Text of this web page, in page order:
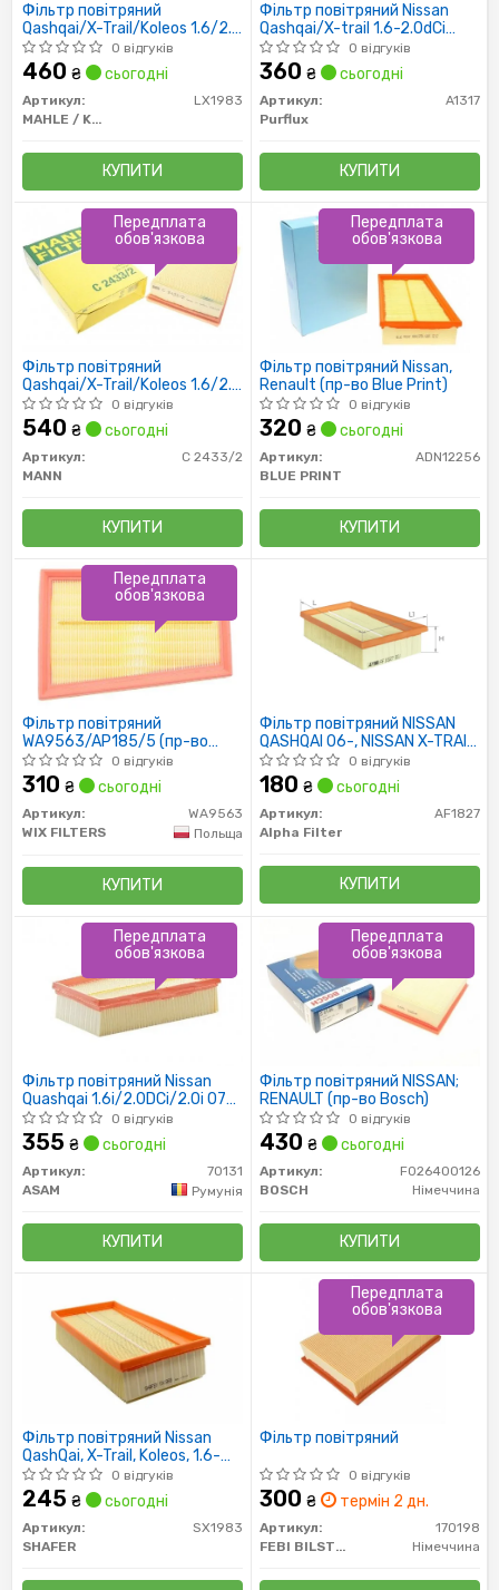
Фільтр повітряний
Qashqai/X-Trail/Koleos 1.6/2.0
i/dCi 07-
0 відгуків
460 ₴ сьогодні
Артикул:
LX1983
MAHLE / KNECHT
КУПИТИ
Фільтр повітряний Nissan
Qashqai/X-trail 1.6-2.0dCi
02/07-
0 відгуків
360 ₴ сьогодні
Артикул:
A1317
Purflux
КУПИТИ
Фільтр повітряний
Qashqai/X-Trail/Koleos 1.6/2.0
i/dCi 07-
0 відгуків
540 ₴ сьогодні
Артикул:
C 2433/2
MANN
КУПИТИ
Передплата
обов'язкова
Фільтр повітряний Nissan,
Renault (пр-во Blue Print)
0 відгуків
320 ₴ сьогодні
Артикул:
ADN12256
BLUE PRINT
КУПИТИ
Передплата
обов'язкова
Фільтр повітряний
WA9563/AP185/5 (пр-во
WIX-Filtron)
0 відгуків
310 ₴ сьогодні
Артикул:
WA9563
WIX FILTERS
Польща
КУПИТИ
Передплата
обов'язкова
Фільтр повітряний NISSAN
QASHQAI 06-, NISSAN X-TRAIL
07- (вир-во ALPHA FILTER)
0 відгуків
180 ₴ сьогодні
Артикул:
AF1827
Alpha Filter
КУПИТИ
Фільтр повітряний Nissan
Quashqai 1.6i/2.0DCi/2.0i 07>
(70131) Asam0 відгуків
355 ₴ сьогодні
Артикул:
70131
ASAM
Румунія
КУПИТИ
Передплата
обов'язкова
Фільтр повітряний NISSAN;
RENAULT (пр-во Bosch)
0 відгуків
430 ₴ сьогодні
Артикул:
F026400126
BOSCH
Німеччина
КУПИТИ
Передплата
обов'язкова
Фільтр повітряний Nissan
QashQai, X-Trail, Koleos, 1.6-
2.0, 06-
0 відгуків
245 ₴ сьогодні
Артикул:
SX1983
SHAFER
Фільтр повітряний
0 відгуків
300 ₴ термін 2 дн.
Артикул:
170198
FEBI BILSTEIN
Німеччина
Передплата
обов'язкова